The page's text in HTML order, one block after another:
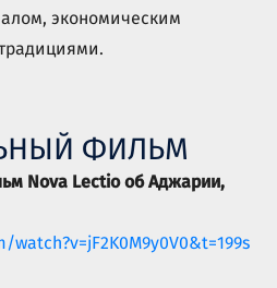
экономическим
ФИЛЬМ
Nova Lectio об Аджарии,